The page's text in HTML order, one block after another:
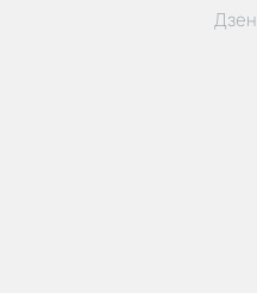
Дзен